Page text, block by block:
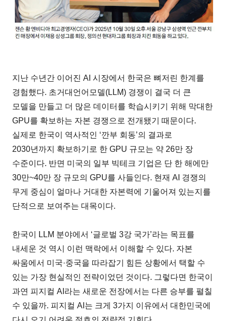
지난 수년간 이어진 AI 시장에서 한국은 뼈저린 한계를
경험했다. 초거대언어모델(LLM) 경쟁이 결국 더 큰
모델을 만들고 더 많은 데이터를 학습시키기 위해 막대한
GPU를 확보하는 자본 경쟁으로 전개됐기 때문이다.
실제로 한국이 역사적인 ‘깐부 회동’의 결과로
2030년까지 확보하기로 한 GPU 규모는 약 26만 장
수준이다. 반면 미국의 일부 빅테크 기업은 단 한 해에만
30만~40만 장 규모의 GPU를 사들인다. 현재 AI 경쟁의
무게 중심이 얼마나 거대한 자본력에 기울어져 있는지를
단적으로 보여주는 대목이다.
한국이 LLM 분야에서 ‘글로벌 3강 국가’라는 목표를
내세운 것 역시 이런 맥락에서 이해할 수 있다. 자본
싸움에서 미국·중국을 따라잡기 힘든 상황에서 택할 수
있는 가장 현실적인 전략이었던 것이다. 그렇다면 한국이
과연 피지컬 AI라는 새로운 전장에서는 다른 승부를 펼칠
수 있을까. 피지컬 AI는 크게 3가지 이유에서 대한민국에